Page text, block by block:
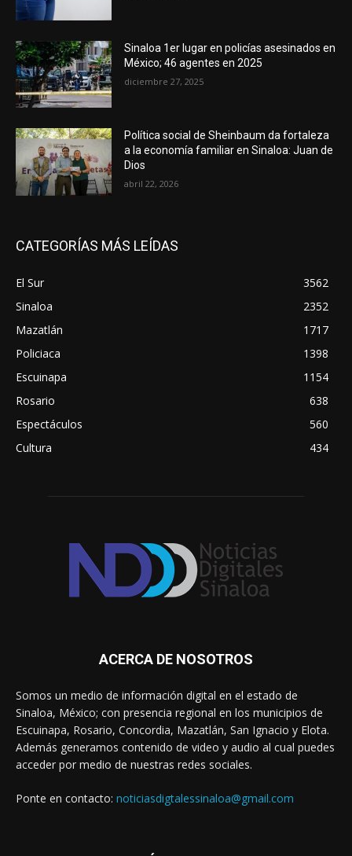
Sinaloa 1er lugar en policías asesinados en
México; 46 agentes en 2025
diciembre 27, 2025
Política social de Sheinbaum da fortaleza
a la economía familiar en Sinaloa: Juan de
Dios
abril 22, 2026
CATEGORÍAS MÁS LEÍDAS
El Sur
3562
Sinaloa
2352
Mazatlán
1717
Policiaca
1398
Escuinapa
1154
Rosario
638
Espectáculos
560
Cultura
434
ACERCA DE NOSOTROS
Somos un medio de información digital en el estado de
Sinaloa, México; con presencia regional en los municipios de
Escuinapa, Rosario, Concordia, Mazatlán, San Ignacio y Elota.
Además generamos contenido de video y audio al cual puedes
acceder por medio de nuestras redes sociales.
Ponte en contacto: noticiasdigtalessinaloa@gmail.com